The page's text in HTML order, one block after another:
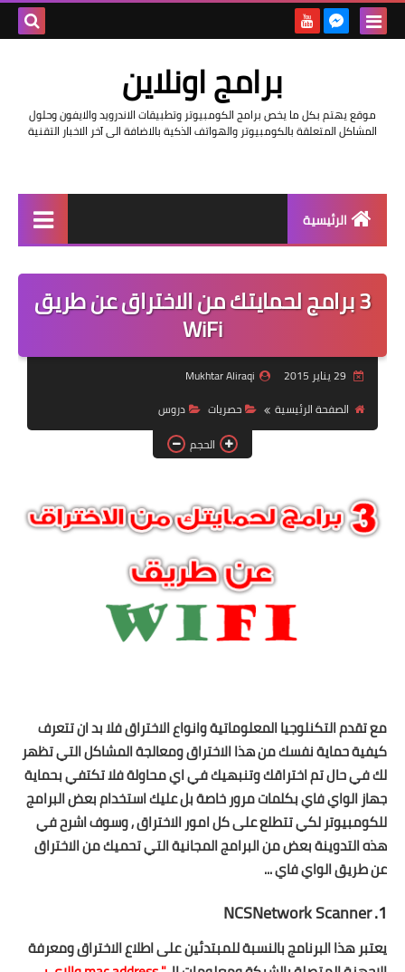
برامج اونلاين
موقع يهتم بكل ما يخص برامج الكومبيوتر وتطبيقات الاندرويد والايفون وحلول
المشاكل المتعلقة بالكومبيوتر والهواتف الذكية بالاضافة الى آخر الاخبار التقنية
الرئيسية
مراجعات
حماية
اندرويد
آيفون
ويندوز
انترنت
الربح من الانترنت
جوجل
مقالات
العاب
تطبيقات
العملات الرقمية
3 برامج لحمايتك من الاختراق عن طريق
WiFi
Mukhtar Aliraqi
الصفحة الرئيسية
حصريات
دروس
الحجم
مع تقدم التكنلوجيا المعلوماتية وانواع الاختراق فلا بد ان تتعرف
كيفية حماية نفسك من هذا الاختراق ومعالجة المشاكل التي تظهر
لك في حال تم اختراقك وتنبهيك في اي محاولة فلا تكتفي بحماية
جهاز الواي فاي بكلمات مرور خاصة بل عليك استخدام بعض البرامج
للكومبيوتر لكي تتطلع على كل امور الاختراق , وسوف اشرح في
هذه التدوينة بعض من البرامج المجانية التي تحميك من الاختراق
عن طريق الواي فاي ...
NCSNetwork Scanner.1
يعتبر هذا البرنامج بالنسبة للمبتدئين على اطلاع الاختراق ومعرفة